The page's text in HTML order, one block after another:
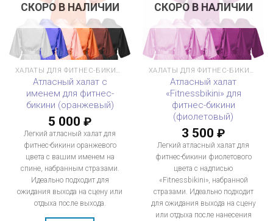
СКОРО В НАЛИЧИИ
ХАЛАТЫ ДЛЯ ФИТНЕС-БИКИНИ
Атласный халат с
именем для фитнес-
бикини (оранжевый)
5 000 ₽
Легкий атласный халат для
фитнес-бикини оранжевого
цвета с вашим именем на
спине, набранным стразами.
Идеально подходит для
ожидания выхода на сцену или
отдыха после выхода.
СКОРО В НАЛИЧИИ
ХАЛАТЫ ДЛЯ ФИТНЕС-БИКИНИ
Атласный халат
«Fitnessbikini» для
фитнес-бикини
(фиолетовый)
3 500 ₽
Легкий атласный халат для
фитнес-бикини фиолетового
цвета с надписью
«Fitnessbikini», набранной
стразами. Идеально подходит
для ожидания выхода на сцену
или отдыха после нанесения